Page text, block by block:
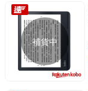
補貨中